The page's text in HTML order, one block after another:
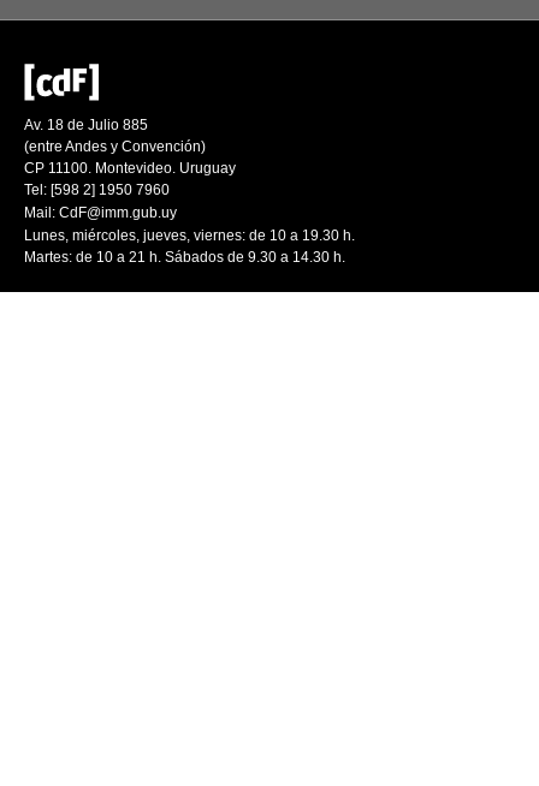
Av. 18 de Julio 885
(entre Andes y Convención)
CP 11100. Montevideo. Uruguay
Tel: [598 2] 1950 7960
Mail: CdF@imm.gub.uy
Lunes, miércoles, jueves, viernes: de 10 a 19.30 h.
Martes: de 10 a 21 h. Sábados de 9.30 a 14.30 h.